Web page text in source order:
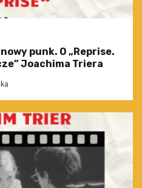
punk. O „Reprise.
Joachima Triera